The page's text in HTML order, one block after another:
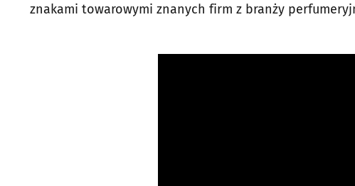
znakami towarowymi znanych firm z branży